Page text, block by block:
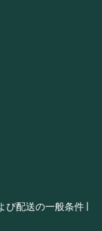
び配送の一般条件 |